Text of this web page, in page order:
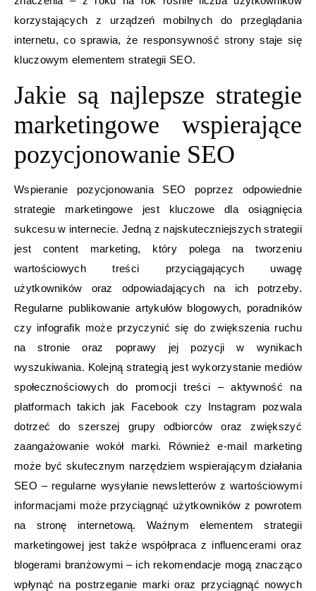
korzystających z urządzeń mobilnych do przeglądania
internetu, co sprawia, że responsywność strony staje się
kluczowym elementem strategii SEO.
Jakie są najlepsze strategie
marketingowe wspierające
pozycjonowanie SEO
Wspieranie pozycjonowania SEO poprzez odpowiednie
strategie marketingowe jest kluczowe dla osiągnięcia
sukcesu w internecie. Jedną z najskuteczniejszych strategii
jest content marketing, który polega na tworzeniu
wartościowych treści przyciągających uwagę
użytkowników oraz odpowiadających na ich potrzeby.
Regularne publikowanie artykułów blogowych, poradników
czy infografik może przyczynić się do zwiększenia ruchu
na stronie oraz poprawy jej pozycji w wynikach
wyszukiwania. Kolejną strategią jest wykorzystanie mediów
społecznościowych do promocji treści – aktywność na
platformach takich jak Facebook czy Instagram pozwala
dotrzeć do szerszej grupy odbiorców oraz zwiększyć
zaangażowanie wokół marki. Również e-mail marketing
może być skutecznym narzędziem wspierającym działania
SEO – regularne wysyłanie newsletterów z wartościowymi
informacjami może przyciągnąć użytkowników z powrotem
na stronę internetową. Ważnym elementem strategii
marketingowej jest także współpraca z influencerami oraz
blogerami branżowymi – ich rekomendacje mogą znacząco
wpłynąć na postrzeganie marki oraz przyciągnąć nowych